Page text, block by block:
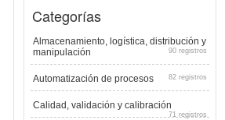
Categorías
Almacenamiento, logística, distribución y
manipulación
90 registros
Automatización de procesos 82 registros
Calidad, validación y calibración
71 registros